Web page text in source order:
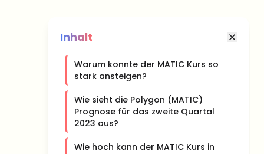
Inhalt
Warum konnte der MATIC Kurs so
stark ansteigen?
Wie sieht die Polygon (MATIC)
Prognose für das zweite Quartal
2023 aus?
Wie hoch kann der MATIC Kurs in